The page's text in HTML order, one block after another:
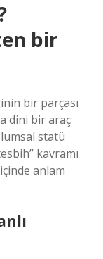
bir
bir parçası
dini bir araç
statü
kavramı
anlam